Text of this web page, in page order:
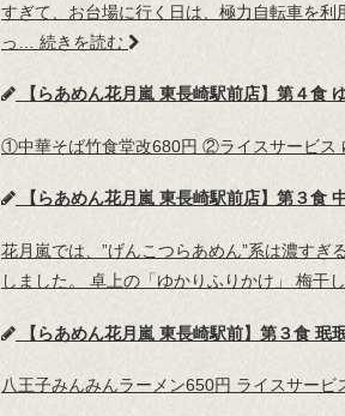
すぎて、お台場に行く日は、極力自転車を
っ… 続きを読む
【らあめん花月嵐 東長崎駅前店】第４食
①中華そば竹食堂改680円 ②ライスサービ
【らあめん花月嵐 東長崎駅前店】第３食
花月嵐では、”げんこつらあめん”系は濃す
しました。 卓上の「ゆかりふりかけ」 梅
【らあめん花月嵐 東長崎駅前】第３食 珉
八王子みんみんラーメン650円 ライスサー